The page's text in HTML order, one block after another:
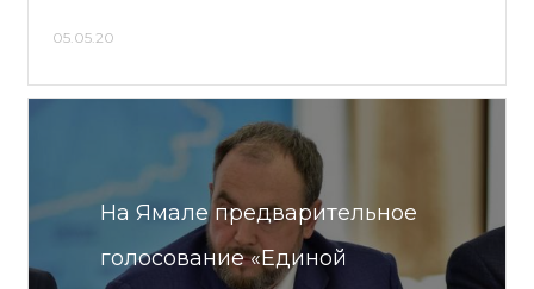
05.05.20
На Ямале предварительное
голосование «Единой